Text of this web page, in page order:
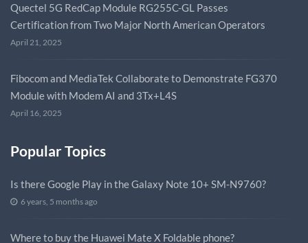
Quectel 5G RedCap Module RG255C-GL Passes
Certification from Two Major North American Operators
April 21, 2025
Fibocom and MediaTek Collaborate to Demonstrate FG370
Module with Modem AI and 3Tx+L4S
April 16, 2025
Popular Topics
Is there Google Play in the Galaxy Note 10+ SM-N9760?
6 years, 5 months ago
Where to buy the Huawei Mate X Foldable phone?